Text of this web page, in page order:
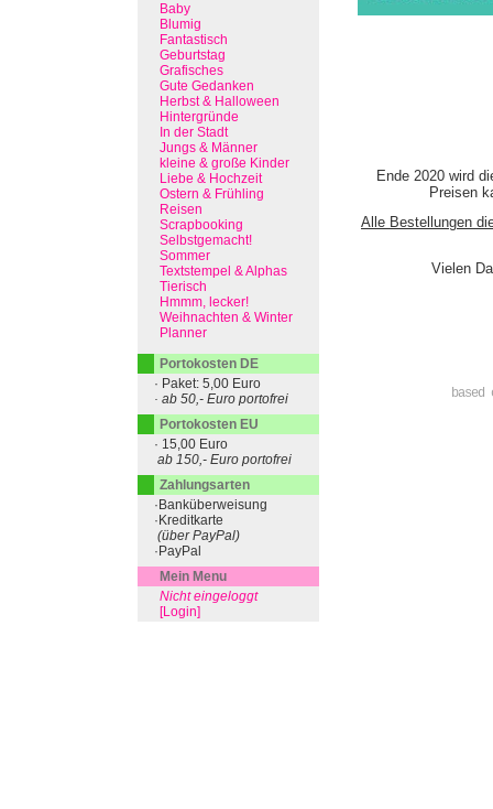
Ende 2020 wird
Preisen
Alle Bestellungen
Vielen
Baby
Blumig
Fantastisch
Geburtstag
Grafisches
Gute Gedanken
Herbst & Halloween
Hintergründe
In der Stadt
Jungs & Männer
kleine & große Kinder
Liebe & Hochzeit
Ostern & Frühling
Reisen
Scrapbooking
Selbstgemacht!
Sommer
Textstempel & Alphas
Tierisch
Hmmm, lecker!
Weihnachten & Winter
Planner
Portokosten DE
· Paket: 5,00 Euro
· ab 50,- Euro portofrei
Portokosten EU
· 15,00 Euro
ab 150,- Euro portofrei
Zahlungsarten
·Banküberweisung
·Kreditkarte
(über PayPal)
·PayPal
Mein Menu
Nicht eingeloggt
[Login]